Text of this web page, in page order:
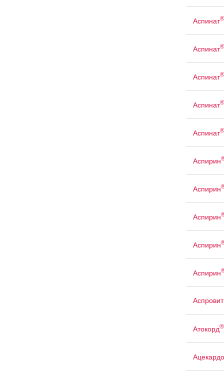
Аспинат®
Аспинат®
Аспинат®
Аспинат®
Аспинат®
Аспирин
Аспирин
Аспирин
Аспирин
Аспирин
Атокорд®